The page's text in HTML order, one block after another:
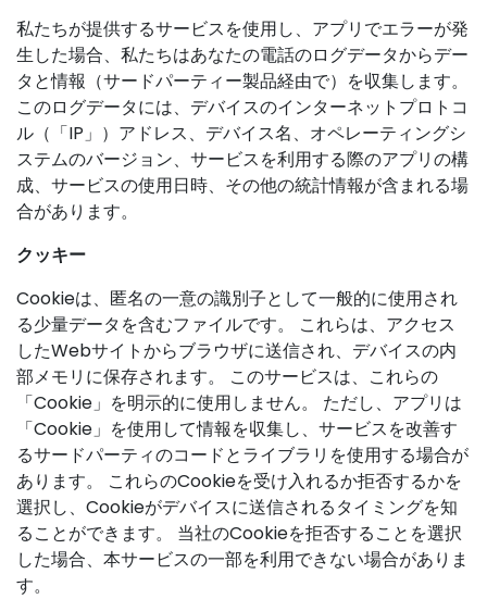
私たちが提供するサービスを使用し、アプリでエラーが発
生した場合、私たちはあなたの電話のログデータからデー
タと情報（サードパーティー製品経由で）を収集します。
このログデータには、デバイスのインターネットプロトコ
ル（「IP」）アドレス、デバイス名、オペレーティングシ
ステムのバージョン、サービスを利用する際のアプリの構
成、サービスの使用日時、その他の統計情報が含まれる場
合があります。
クッキー
Cookieは、匿名の一意の識別子として一般的に使用され
る少量データを含むファイルです。 これらは、アクセス
したWebサイトからブラウザに送信され、デバイスの内
部メモリに保存されます。 このサービスは、これらの
「Cookie」を明示的に使用しません。 ただし、アプリは
「Cookie」を使用して情報を収集し、サービスを改善す
るサードパーティのコードとライブラリを使用する場合が
あります。 これらのCookieを受け入れるか拒否するかを
選択し、Cookieがデバイスに送信されるタイミングを知
ることができます。 当社のCookieを拒否することを選択
した場合、本サービスの一部を利用できない場合がありま
す。